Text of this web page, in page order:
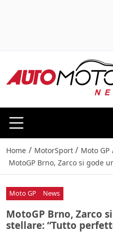
Home / MotorSport / Moto GP
MotoGP Brno, Zarco si gode
Moto GP News
MotoGP Brno, Zarco
stellare: “Tutto